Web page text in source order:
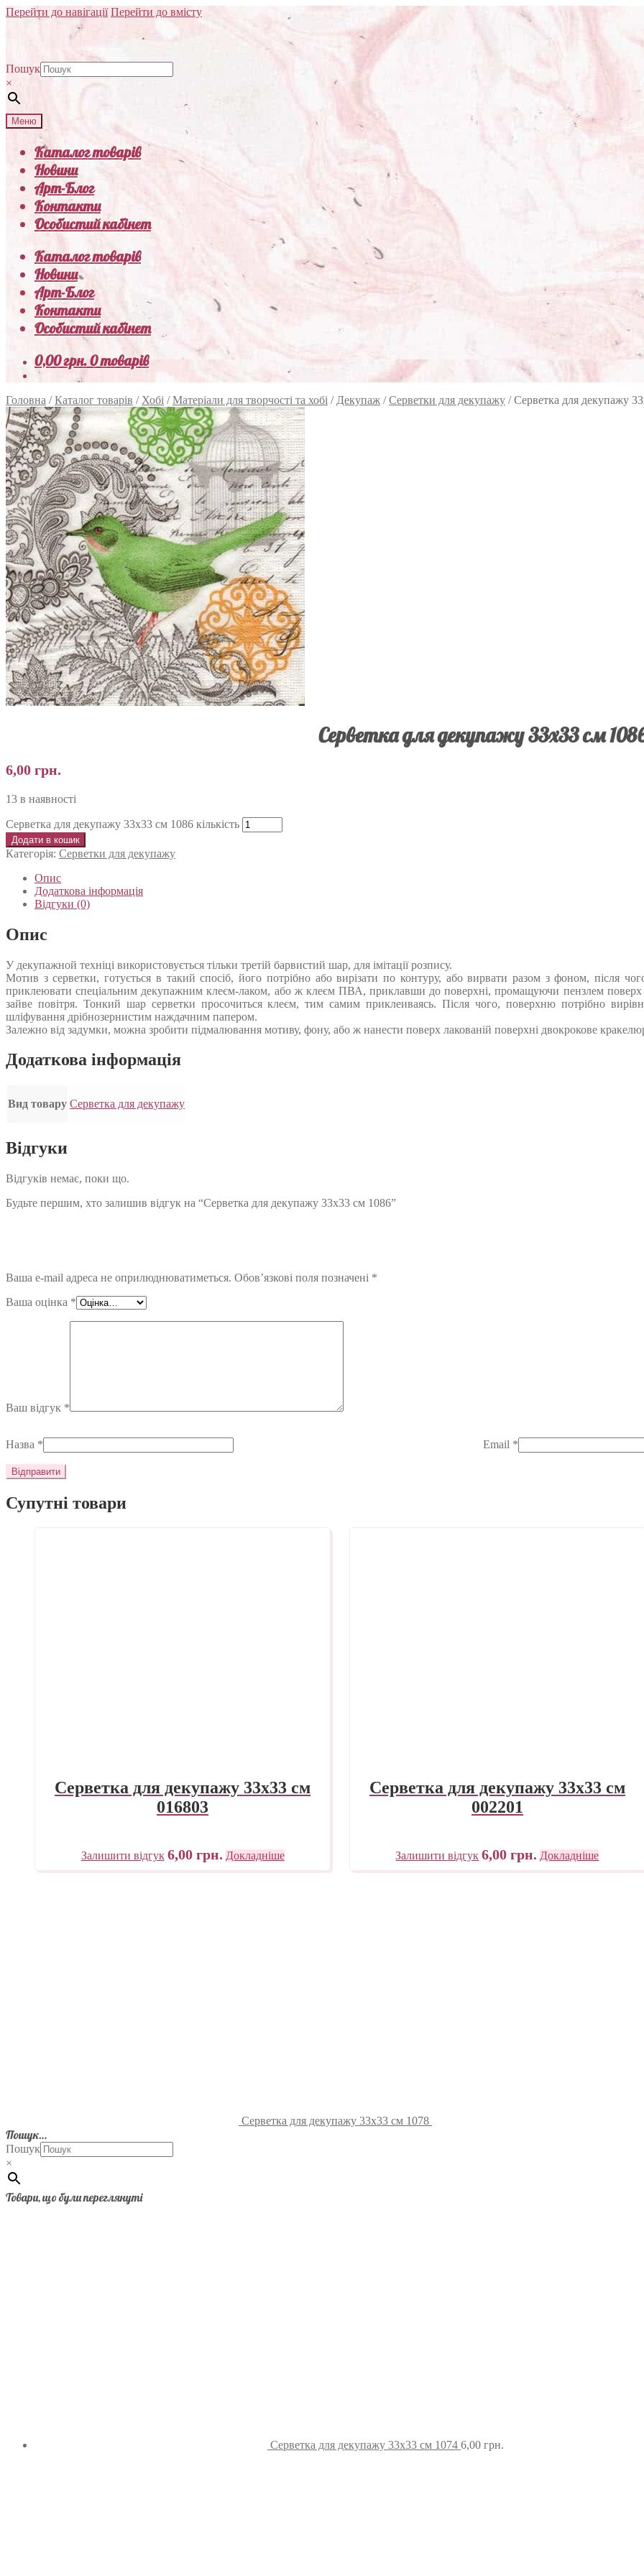
Перейти до навігації Перейти до вмісту
Пошук
×
Меню
Каталог товарів
Новини
Арт-Блог
Контакти
Особистий кабінет
Каталог товарів
Новини
Арт-Блог
Контакти
Особистий кабінет
0,00грн.0 товарів
Головна /Каталог товарів / Хобі /Матеріали для творчості та хобі / Декупаж /Серветки для декупажу /Серветка для декупажу
Серветка для декупажу 33х33 см
6,00 грн.
13 в наявності
Серветка для декупажу 33х33 см 1086 кількість
Додати в кошик
Категорія: Серветки для декупажу
Опис
Додаткова інформація
Відгуки (0)
Опис
У декупажной техніці використовується тільки третій барвистий шар, для імітації розпису.
Мотив з серветки, готується в такий спосіб, його потрібно або вирізати по контуру, або вирвати разом з фоном, після
приклеювати спеціальним декупажним клеєм-лаком, або ж клеєм ПВА, приклавши до поверхні, промащуючи пензлем поверх
зайве повітря. Тонкий шар серветки просочиться клеєм, тим самим приклеиваясь. Після чого, поверхню потрібно
шліфування дрібнозернистим наждачним папером.
Залежно від задумки, можна зробити підмалювання мотиву, фону, або ж нанести поверх лакованій поверхні двокрокове
Додаткова інформація
Вид товару Серветка для декупажу
Відгуки
Відгуків немає, поки що.
Будьте першим, хто залишив відгук на “Серветка для декупажу 33х33 см 1086”
Ваша e-mail адреса не оприлюднюватиметься. Обов’язкові поля позначені *
Ваша оцінка *
Ваш відгук *
Назва * Email *
Супутні товари
Серветка для декупажу 33х33 см
016803
Залишити відгук 6,00 грн. Докладніше
Серветка для декупажу 33х33 см
002201
Залишити відгук 6,00грн. Докладніше
Серветка для декупажу 33х33 см 1078
Пошук…
Пошук
×
Товари, що були переглянуті
Серветка для декупажу 33х33 см 1074 6,00 грн.